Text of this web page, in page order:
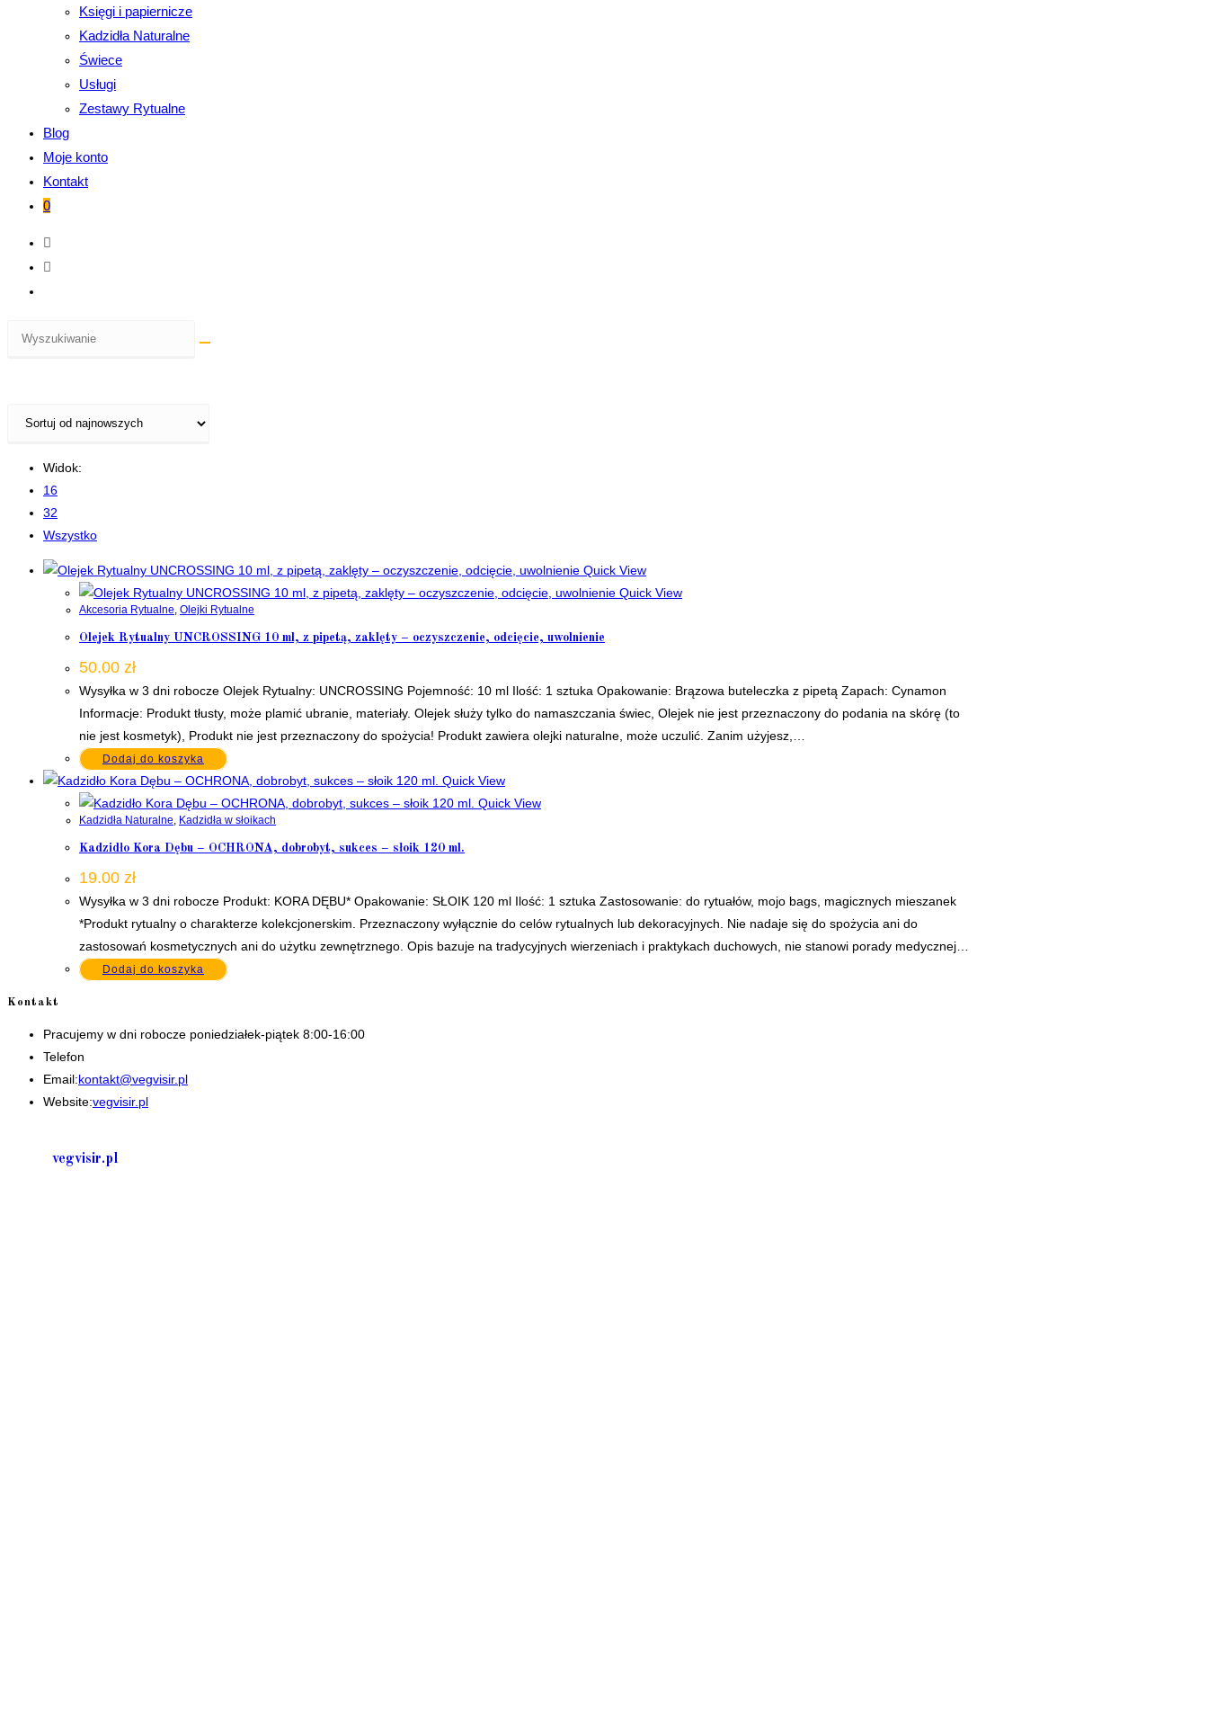
Księgi i papiernicze
Kadzidła Naturalne
Świece
Usługi
Zestawy Rytualne
Blog
Moje konto
Kontakt
0
Widok:
16
32
Wszystko
Quick View
Quick View
Akcesoria Rytualne, Olejki Rytualne
Olejek Rytualny UNCROSSING 10 ml, z pipetą, zaklęty – oczyszczenie, odcięcie, uwolnienie
50.00 zł
Wysyłka w 3 dni robocze Olejek Rytualny: UNCROSSING Pojemność: 10 ml Ilość: 1 sztuka Opakowanie: Brązowa buteleczka z pipetą Zapach: Cynamon
Informacje: Produkt tłusty, może plamić ubranie, materiały. Olejek służy tylko do namaszczania świec, Olejek nie jest przeznaczony do podania na skórę (to
nie jest kosmetyk), Produkt nie jest przeznaczony do spożycia! Produkt zawiera olejki naturalne, może uczulić. Zanim użyjesz,…
Dodaj do koszyka
Quick View
Quick View
Kadzidła Naturalne, Kadzidła w słoikach
Kadzidło Kora Dębu – OCHRONA, dobrobyt, sukces – słoik 120 ml.
19.00 zł
Wysyłka w 3 dni robocze Produkt: KORA DĘBU* Opakowanie: SŁOIK 120 ml Ilość: 1 sztuka Zastosowanie: do rytuałów, mojo bags, magicznych mieszanek
*Produkt rytualny o charakterze kolekcjonerskim. Przeznaczony wyłącznie do celów rytualnych lub dekoracyjnych. Nie nadaje się do spożycia ani do
zastosowań kosmetycznych ani do użytku zewnętrznego. Opis bazuje na tradycyjnych wierzeniach i praktykach duchowych, nie stanowi porady medycznej…
Dodaj do koszyka
Kontakt
Pracujemy w dni robocze poniedziałek-piątek 8:00-16:00
Telefon
Email:kontakt@vegvisir.plOpens
Website:vegvisir.pl
vegvisir.pl